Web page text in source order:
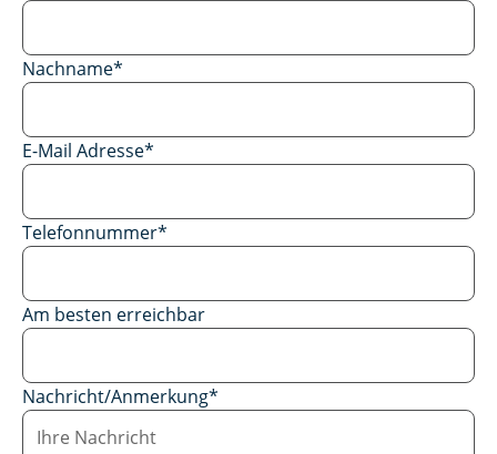
Nachname*
E-Mail Adresse*
Telefonnummer*
Am besten erreichbar
Nachricht/Anmerkung*